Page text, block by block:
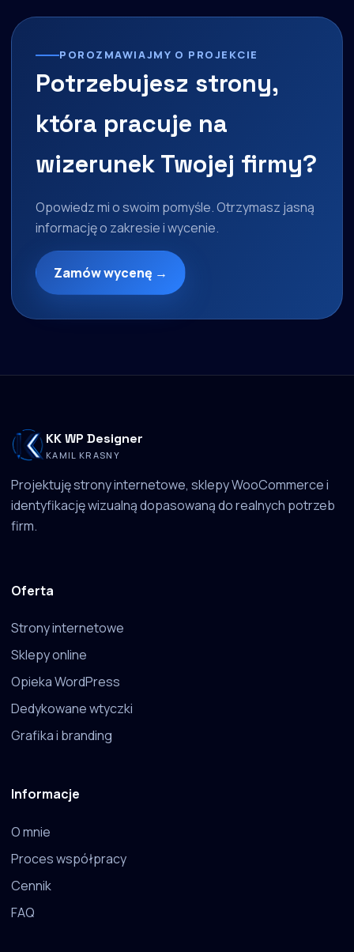
POROZMAWIAJMY O PROJEKCIE
Potrzebujesz strony,
która pracuje na
wizerunek Twojej firmy?
Opowiedz mi o swoim pomyśle. Otrzymasz jasną
informację o zakresie i wycenie.
Zamów wycenę →
KK WP Designer
KAMIL KRASNY
Projektuję strony internetowe, sklepy WooCommerce i
identyfikację wizualną dopasowaną do realnych potrzeb
firm.
Oferta
Strony internetowe
Sklepy online
Opieka WordPress
Dedykowane wtyczki
Grafika i branding
Informacje
O mnie
Proces współpracy
Cennik
FAQ